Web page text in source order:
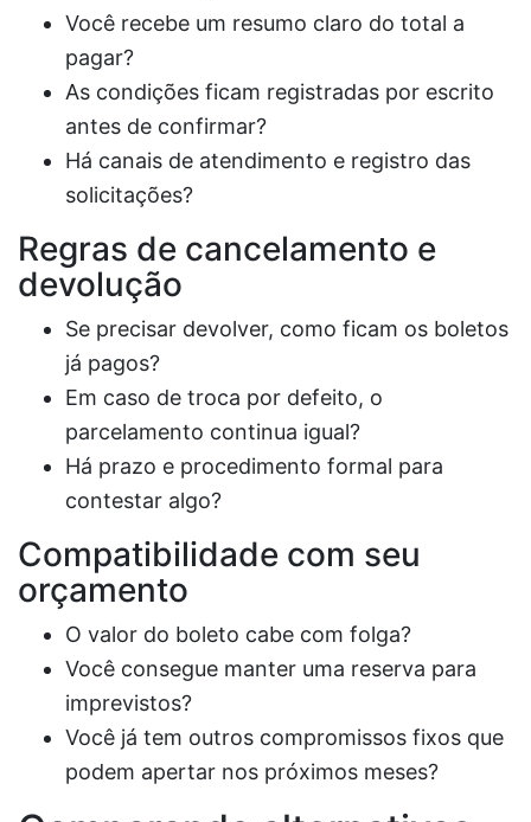
Você recebe um resumo claro do total a
pagar?
As condições ficam registradas por escrito
antes de confirmar?
Há canais de atendimento e registro das
solicitações?
Regras de cancelamento e
devolução
Se precisar devolver, como ficam os boletos
já pagos?
Em caso de troca por defeito, o
parcelamento continua igual?
Há prazo e procedimento formal para
contestar algo?
Compatibilidade com seu
orçamento
O valor do boleto cabe com folga?
Você consegue manter uma reserva para
imprevistos?
Você já tem outros compromissos fixos que
podem apertar nos próximos meses?